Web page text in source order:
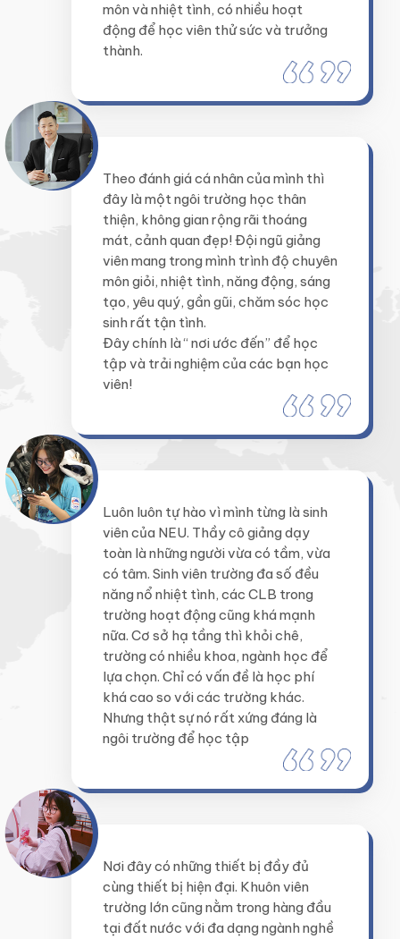
môn và nhiệt tình, có nhiều hoạt
động để học viên thử sức và trưởng
thành.
Theo đánh giá cá nhân của mình thì
đây là một ngôi trường học thân
thiện, không gian rộng rãi thoáng
mát, cảnh quan đẹp! Đội ngũ giảng
viên mang trong mình trình độ chuyên
môn giỏi, nhiệt tình, năng động, sáng
tạo, yêu quý, gần gũi, chăm sóc học
sinh rất tận tình.
Đây chính là “ nơi ước đến” để học
tập và trải nghiệm của các bạn học
viên!
Luôn luôn tự hào vì mình từng là sinh
viên của NEU. Thầy cô giảng dạy
toàn là những người vừa có tầm, vừa
có tâm. Sinh viên trường đa số đều
năng nổ nhiệt tình, các CLB trong
trường hoạt động cũng khá mạnh
nữa. Cơ sở hạ tầng thì khỏi chê,
trường có nhiều khoa, ngành học để
lựa chọn. Chỉ có vấn đề là học phí
khá cao so với các trường khác.
Nhưng thật sự nó rất xứng đáng là
ngôi trường để học tập
Nơi đây có những thiết bị đầy đủ
cùng thiết bị hiện đại. Khuôn viên
trường lớn cũng nằm trong hàng đầu
tại đất nước với đa dạng ngành nghề